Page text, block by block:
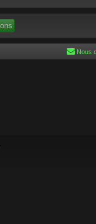
Nous